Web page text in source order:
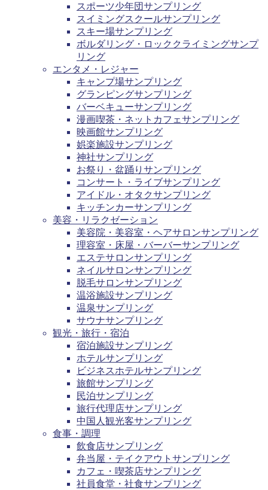
スポーツ少年団サンプリング
スイミングスクールサンプリング
スキー場サンプリング
ボルダリング・ロッククライミングサンプ
リング
エンタメ・レジャー
キャンプ場サンプリング
グランピングサンプリング
バーベキューサンプリング
漫画喫茶・ネットカフェサンプリング
映画館サンプリング
娯楽施設サンプリング
神社サンプリング
お祭り・盆踊りサンプリング
コンサート・ライブサンプリング
アイドル・オタクサンプリング
キッチンカーサンプリング
美容・リラクゼーション
美容院・美容室・ヘアサロンサンプリング
理容室・床屋・バーバーサンプリング
エステサロンサンプリング
ネイルサロンサンプリング
脱毛サロンサンプリング
温浴施設サンプリング
温泉サンプリング
サウナサンプリング
観光・旅行・宿泊
宿泊施設サンプリング
ホテルサンプリング
ビジネスホテルサンプリング
旅館サンプリング
民泊サンプリング
旅行代理店サンプリング
中国人観光客サンプリング
食事・調理
飲食店サンプリング
弁当屋・テイクアウトサンプリング
カフェ・喫茶店サンプリング
社員食堂・社食サンプリング